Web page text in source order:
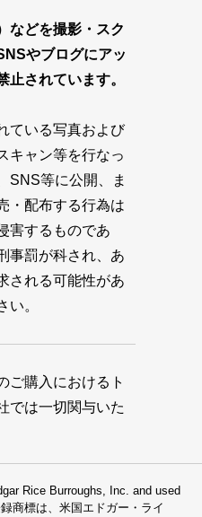
などを撮影・スク
やブログにアッ
止されています。
ている写真および
キャン等を行なっ
SNS等に公開、ま
・配布する行為は
害するものであ
事罰が科され、あ
される可能性があ
い。
ご購入におけるト
では一切関与いた
Rice Burroughs, Inc. and used
商標は、米国エドガー・ライ